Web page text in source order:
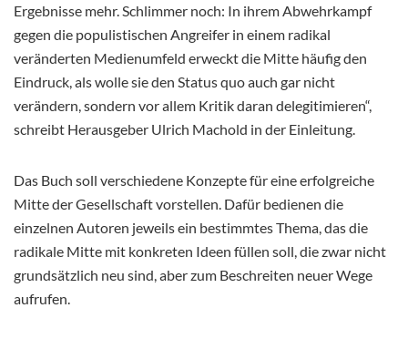
Ergebnisse mehr. Schlimmer noch: In ihrem Abwehrkampf
gegen die populistischen Angreifer in einem radikal
veränderten Medienumfeld erweckt die Mitte häufig den
Eindruck, als wolle sie den Status quo auch gar nicht
verändern, sondern vor allem Kritik daran delegitimieren“,
schreibt Herausgeber Ulrich Machold in der Einleitung.
Das Buch soll verschiedene Konzepte für eine erfolgreiche
Mitte der Gesellschaft vorstellen. Dafür bedienen die
einzelnen Autoren jeweils ein bestimmtes Thema, das die
radikale Mitte mit konkreten Ideen füllen soll, die zwar nicht
grundsätzlich neu sind, aber zum Beschreiten neuer Wege
aufrufen.